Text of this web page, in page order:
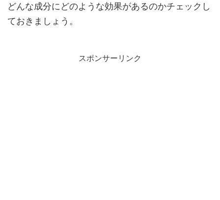
どんな成分にどのような効果があるのかチェックし
ておきましょう。
スポンサーリンク